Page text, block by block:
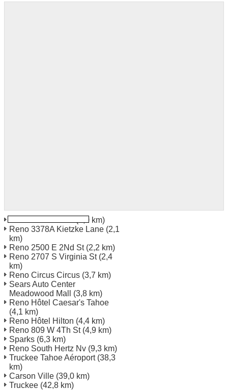
(1,0 km)
Reno 3378A Kietzke Lane (2,1
km)
Reno 2500 E 2Nd St(2,2 km)
Reno 2707 S Virginia St(2,4
km)
Reno Circus Circus (3,7 km)
Sears Auto Center
Meadowood Mall
(3,8 km)
Reno Hôtel Caesar's Tahoe
(4,1 km)
Reno Hôtel Hilton (4,4 km)
Reno 809 W 4Th St(4,9 km)
Sparks (6,3 km)
Reno South Hertz Nv (9,3 km)
Truckee Tahoe Aéroport(38,3
km)
Carson Ville (39,0 km)
Truckee (42,8 km)